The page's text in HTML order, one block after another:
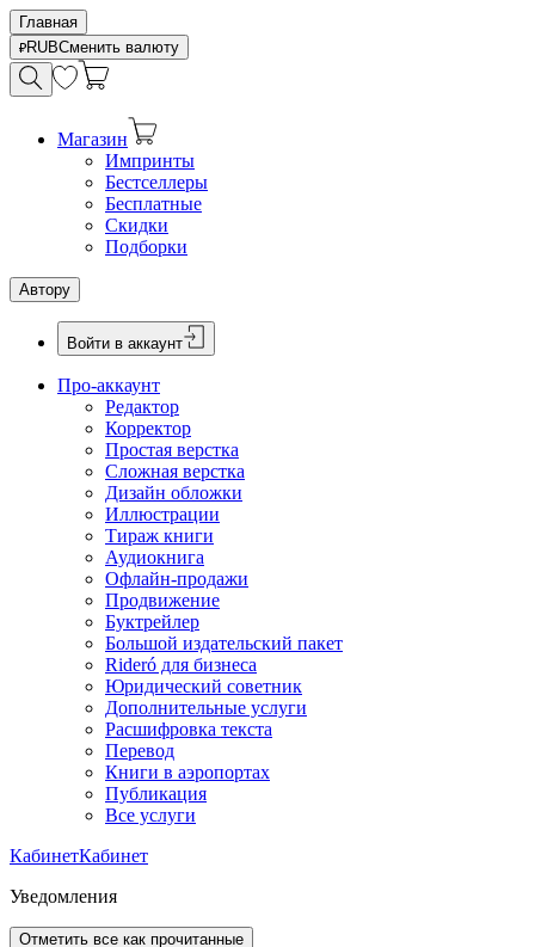
Главная
RUBСменить валюту
Магазин
Импринты
Бестселлеры
Бесплатные
Скидки
Подборки
Автору
Войти в аккаунт
Про-аккаунт
Редактор
Корректор
Простая верстка
Сложная верстка
Дизайн обложки
Иллюстрации
Тираж книги
Аудиокнига
Офлайн-продажи
Продвижение
Буктрейлер
Большой издательский пакет
Rideró для бизнеса
Юридический советник
Дополнительные услуги
Расшифровка текста
Перевод
Книги в аэропортах
Публикация
Все услуги
КабинетКабинет
Уведомления
Отметить все как прочитанные